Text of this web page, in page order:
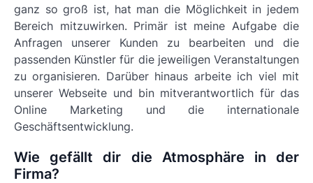
ganz so groß ist, hat man die Möglichkeit in jedem
Bereich mitzuwirken. Primär ist meine Aufgabe die
Anfragen unserer Kunden zu bearbeiten und die
passenden Künstler für die jeweiligen Veranstaltungen
zu organisieren. Darüber hinaus arbeite ich viel mit
unserer Webseite und bin mitverantwortlich für das
Online Marketing und die internationale
Geschäftsentwicklung.
Wie gefällt dir die Atmosphäre in der
Firma?